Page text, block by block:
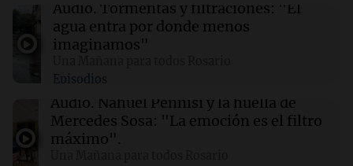
02:03 Tecnología
Airbnb acelera el lanzamiento de funciones
gracias a la inteligencia artificial en su
búsqueda
01:49 Mundo
El Pentágono solicita a la industria de defensa
un aumento en la producción de armas
Audio. Tormentas y filtraciones: "El
agua entra por donde menos
imaginamos"
Episodios
Audio. Nahuel Pennisi y la huella de
Mercedes Sosa: "La emoción es el filtro
máximo".